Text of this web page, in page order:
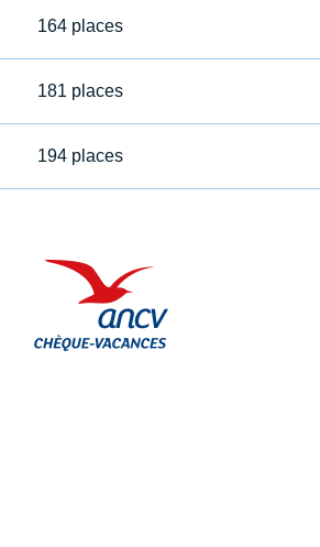
164 places
181 places
194 places